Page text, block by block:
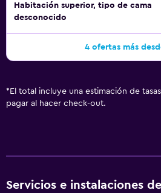
Habitación superior, tipo de cama
desconocido
4 ofertas más
* El total incluye una estimación de
pagar al hacer check-out.
Servicios e instalaciones